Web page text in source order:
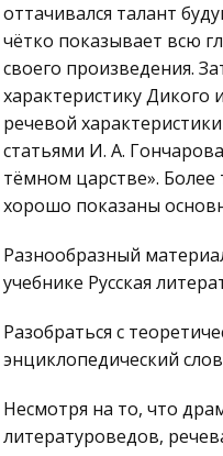
оттачивался талант
чётко показывает всю
своего произведения.
характеристику Дикого
речевой
статьями И. А.
тёмном царстве». Более
хорошо показаны
Разнообразный
учебнике Русская
Разобраться с
энциклопедический
Несмотря на то, что
литературоведов,